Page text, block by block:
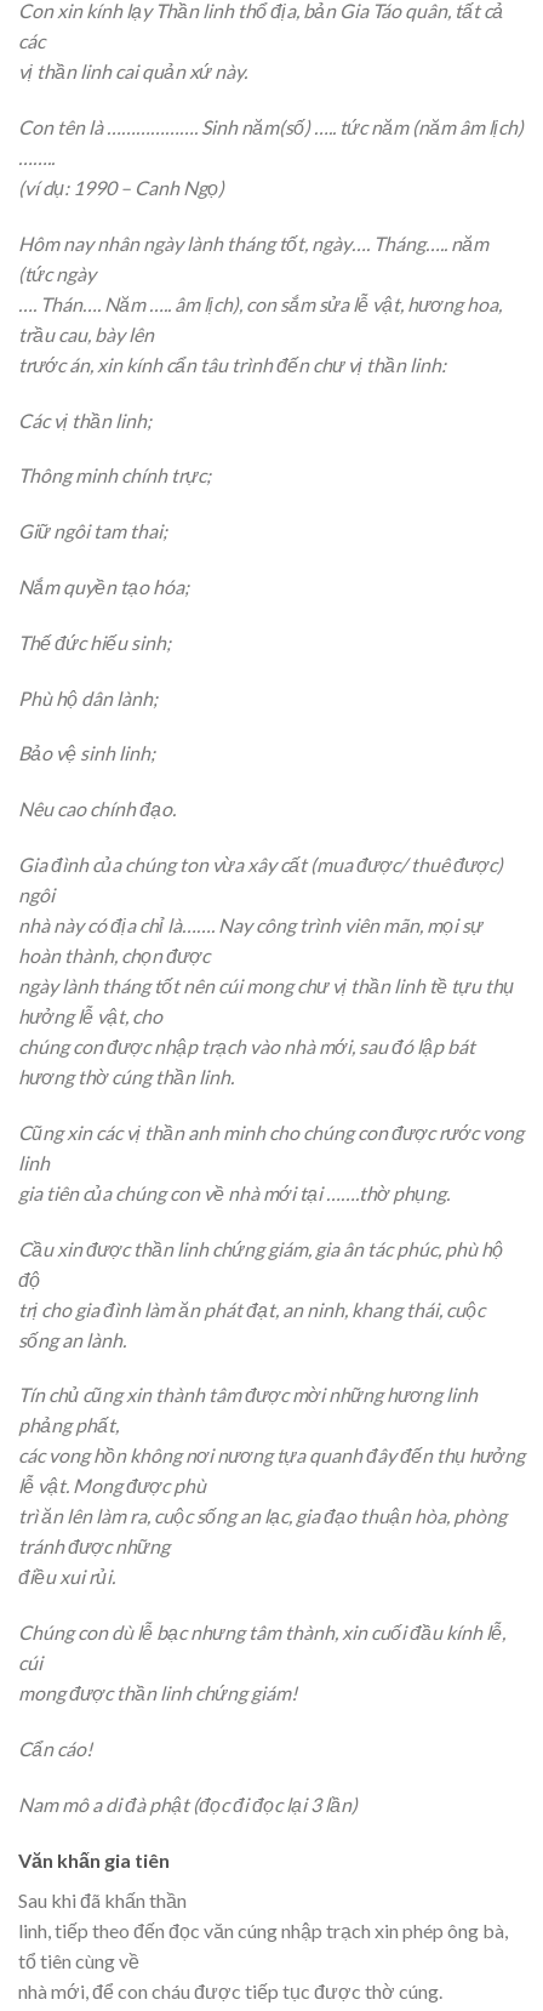
Con xin kính lạy Thần linh thổ địa, bản Gia Táo quân, tất cả
các
vị thần linh cai quản xứ này.
Con tên là ………………. Sinh năm(số) ….. tức năm (năm âm lịch)
……..
(ví dụ: 1990 – Canh Ngọ)
Hôm nay nhân ngày lành tháng tốt, ngày…. Tháng….. năm
(tức ngày
…. Thán…. Năm ….. âm lịch), con sắm sửa lễ vật, hương hoa,
trầu cau, bày lên
trước án, xin kính cẩn tâu trình đến chư vị thần linh:
Các vị thần linh;
Thông minh chính trực;
Giữ ngôi tam thai;
Nắm quyền tạo hóa;
Thế đức hiếu sinh;
Phù hộ dân lành;
Bảo vệ sinh linh;
Nêu cao chính đạo.
Gia đình của chúng ton vừa xây cất (mua được/ thuê được)
ngôi
nhà này có địa chỉ là……. Nay công trình viên mãn, mọi sự
hoàn thành, chọn được
ngày lành tháng tốt nên cúi mong chư vị thần linh tề tựu thụ
hưởng lễ vật, cho
chúng con được nhập trạch vào nhà mới, sau đó lập bát
hương thờ cúng thần linh.
Cũng xin các vị thần anh minh cho chúng con được rước vong
linh
gia tiên của chúng con về nhà mới tại …….thờ phụng.
Cầu xin được thần linh chứng giám, gia ân tác phúc, phù hộ
độ
trị cho gia đình làm ăn phát đạt, an ninh, khang thái, cuộc
sống an lành.
Tín chủ cũng xin thành tâm được mời những hương linh
phảng phất,
các vong hồn không nơi nương tựa quanh đây đến thụ hưởng
lễ vật. Mong được phù
trì ăn lên làm ra, cuộc sống an lạc, gia đạo thuận hòa, phòng
tránh được những
điều xui rủi.
Chúng con dù lễ bạc nhưng tâm thành, xin cuối đầu kính lễ,
cúi
mong được thần linh chứng giám!
Cẩn cáo!
Nam mô a di đà phật (đọc đi đọc lại 3 lần)
Văn khấn gia tiên
Sau khi đã khấn thần
linh, tiếp theo đến đọc văn cúng nhập trạch xin phép ông bà,
tổ tiên cùng về
nhà mới, để con cháu được tiếp tục được thờ cúng.